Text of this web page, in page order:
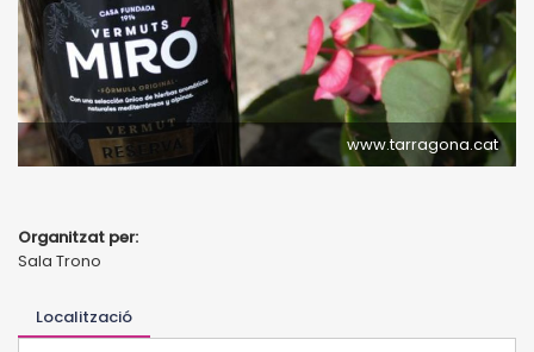
www.tarragona.cat
Organitzat per:
Sala Trono
Localització